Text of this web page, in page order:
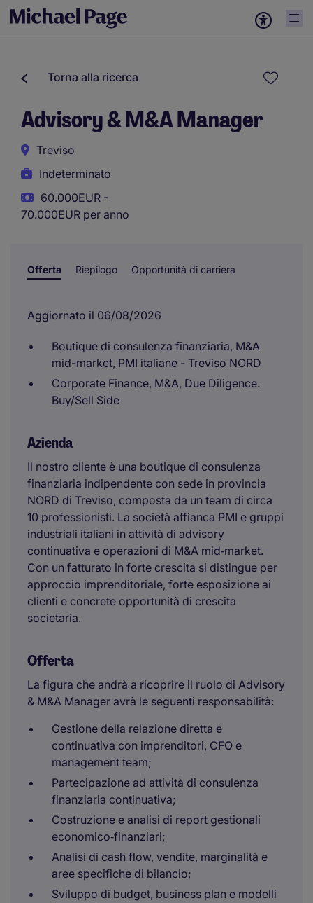
Torna alla ricerca
Advisory & M&A Manager
Treviso
Indeterminato
60.000EUR -
70.000EUR per anno
Offerta Riepilogo Opportunità di carriera
Aggiornato il 06/08/2026
Boutique di consulenza finanziaria, M&A
mid-market, PMI italiane - Treviso NORD
Corporate Finance, M&A, Due Diligence.
Buy/Sell Side
Azienda
Il nostro cliente è una boutique di consulenza
finanziaria indipendente con sede in provincia
NORD di Treviso, composta da un team di circa
10 professionisti. La società affianca PMI e gruppi
industriali italiani in attività di advisory
continuativa e operazioni di M&A mid‑market.
Con un fatturato in forte crescita si distingue per
approccio imprenditoriale, forte esposizione ai
clienti e concrete opportunità di crescita
societaria.
Offerta
La figura che andrà a ricoprire il ruolo di Advisory
& M&A Manager avrà le seguenti responsabilità:
Gestione della relazione diretta e
continuativa con imprenditori, CFO e
management team;
Partecipazione ad attività di consulenza
finanziaria continuativa;
Costruzione e analisi di report gestionali
economico‑finanziari;
Analisi di cash flow, vendite, marginalità e
aree specifiche di bilancio;
Sviluppo di budget, business plan e modelli